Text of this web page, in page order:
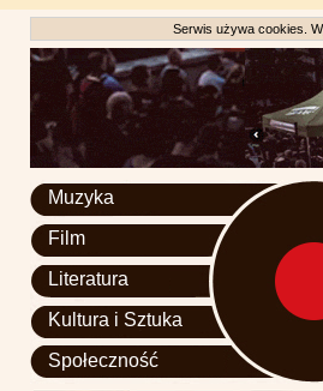
Serwis używa cookies.
Muzyka
Film
Literatura
Kultura i Sztuka
Społeczność